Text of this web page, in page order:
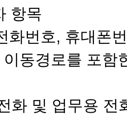
항목
화번호, 휴대폰
동경로를 포함
화 및 업무용